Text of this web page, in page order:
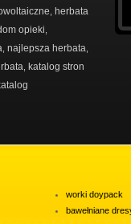
herbata
opieki
najlepsza herbata
katalog stron
worki doypack
bawełniane